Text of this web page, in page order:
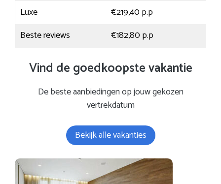
Luxe
€219,40 p.p
Beste reviews
€182,80 p.p
Vind de goedkoopste vakantie
De beste aanbiedingen op jouw gekozen
vertrekdatum
Bekijk alle vakanties